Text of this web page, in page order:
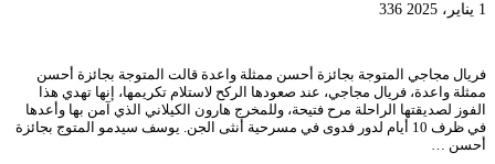
1 يناير، 2025 336
فريال مجاجي المتوجة بجائزة أحسن ممثلة واعدة قالت المتوجة بجائزة أحسن
ممثلة واعدة، فريال مجاجي، عند صعودها الركح لاستلام تكريمها، إنها تهدي هذا
الفوز لصديقتها الراحلة مرح فتيحة، وللمخرج هارون الكيلاني الذي آمن بها وأعدها
في ظرف 10 أيام لدور فدوى في مسرحية أنثى الجن. يوسف سيدمو المتوج بجائزة
أحسن …